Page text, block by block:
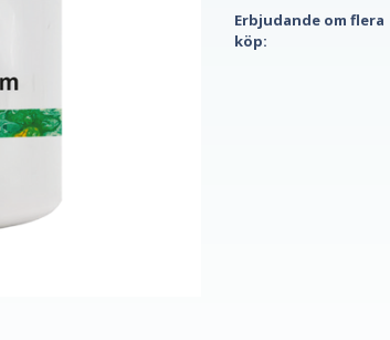
Erbjudande om flera
köp: